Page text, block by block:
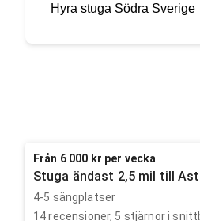
Hyra stuga Södra Sverige
Från 6 000 kr per vecka
Stuga ändast 2,5 mil till
4-5 sängplatser
14recensioner, 5 stjärnor i